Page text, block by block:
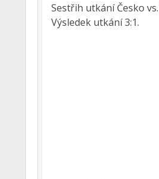
Sestřih utkání Česko
Výsledek utkání 3:1.